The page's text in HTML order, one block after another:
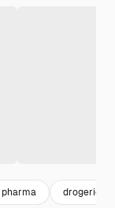
pharma drogerie